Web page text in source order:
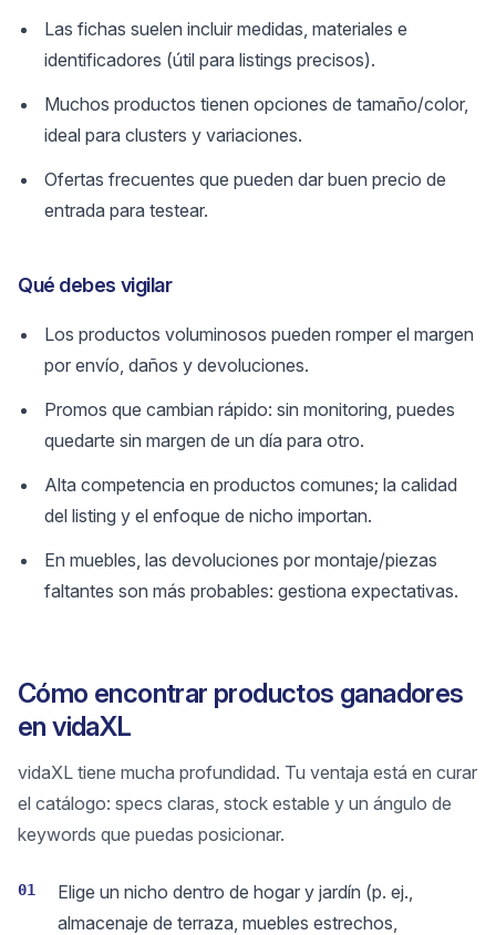
Las fichas suelen incluir medidas, materiales e
identificadores (útil para listings precisos).
Muchos productos tienen opciones de tamaño/color,
ideal para clusters y variaciones.
Ofertas frecuentes que pueden dar buen precio de
entrada para testear.
Qué debes vigilar
Los productos voluminosos pueden romper el margen
por envío, daños y devoluciones.
Promos que cambian rápido: sin monitoring, puedes
quedarte sin margen de un día para otro.
Alta competencia en productos comunes; la calidad
del listing y el enfoque de nicho importan.
En muebles, las devoluciones por montaje/piezas
faltantes son más probables: gestiona expectativas.
Cómo encontrar productos ganadores
en vidaXL
vidaXL tiene mucha profundidad. Tu ventaja está en curar
el catálogo: specs claras, stock estable y un ángulo de
keywords que puedas posicionar.
01
Elige un nicho dentro de hogar y jardín (p. ej.,
almacenaje de terraza, muebles estrechos,